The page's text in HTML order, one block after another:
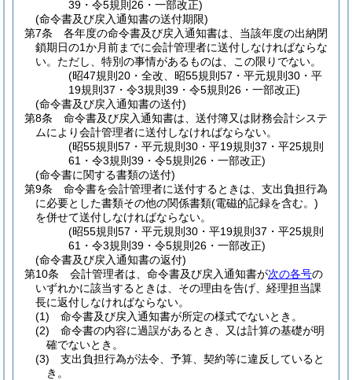
39・令5規則26・一部改正)
(命令書及び戻入通知書の送付期限)
第7条
各年度の命令書及び戻入通知書は、当該年度の出納閉
鎖期日の1か月前までに会計管理者に送付しなければならな
い。 ただし、特別の事情があるものは、この限りでない。
(昭47規則20・全改、昭55規則57・平元規則30・平
19規則37・令3規則39・令5規則26・一部改正)
(命令書及び戻入通知書の送付)
第8条
命令書及び戻入通知書は、送付簿又は財務会計システ
ムにより会計管理者に送付しなければならない。
(昭55規則57・平元規則30・平19規則37・平25規則
61・令3規則39・令5規則26・一部改正)
(命令書に関する書類の送付)
第9条
命令書を会計管理者に送付するときは、支出負担行為
に必要とした書類その他の関係書類(電磁的記録を含む。)
を併せて送付しなければならない。
(昭55規則57・平元規則30・平19規則37・平25規則
61・令3規則39・令5規則26・一部改正)
(命令書及び戻入通知書の返付)
第10条
会計管理者は、命令書及び戻入通知書が次の各号の
いずれかに該当するときは、その理由を告げ、経理担当課
長に返付しなければならない。
(1)
命令書及び戻入通知書が所定の様式でないとき。
(2)
命令書の内容に過誤があるとき、又は計算の基礎が明
確でないとき。
(3)
支出負担行為が法令、予算、契約等に違反していると
き。